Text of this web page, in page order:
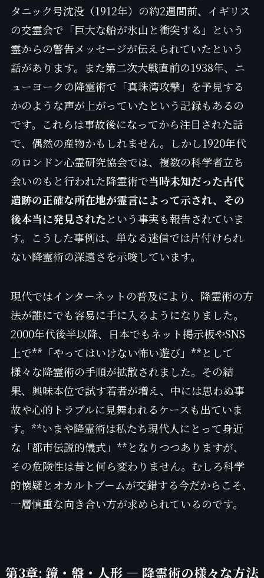
タニック号沈没（1912年）の約2週間前、イギリス
の交霊会で「巨大な船が氷山と衝突する」という
霊からの警告メッセージが伝えられていたという
話があります。また第二次大戦直前の1938年、ニ
ューヨークの降霊術で「真珠湾攻撃」を予見する
かのような声が上がっていたという記録もあるの
です。これらは事故後になってから注目された話
で、偶然の産物かもしれません。しかし1920年代
のロンドン心霊研究協会では、複数の科学者立ち
会いのもと行われた降霊術で当時未知だった古代
遺跡の正確な所在地が霊言によって示され、その
後本当に発見された という事実も報告されていま
す。こうした事例は、単なる迷信では片付けられ
ない降霊術の深遠さを示唆しています。
現代ではインターネットの普及により、降霊術の方
法が誰にでも容易に手に入るようになりました。
2000年代後半以降、日本でもネット掲示板やSNS
上で**「やってはいけない怖い遊び」**として
様々な降霊術の手順が拡散されました。その結
果、興味本位で試す若者が増え、中には思わぬ事
故や心的トラブルに見舞われるケースも出ていま
す。**いまや降霊術は私たち現代人にとって身近
な「都市伝説的儀式」**となりつつありますが、
その危険性は昔と何ら変わりません。むしろ科学
的懐疑とオカルトブームが交錯する今だからこそ、
一層慎重な向き合い方が求められているのです。
第3章: 鏡・盤・人形 — 降霊術の様々な方法